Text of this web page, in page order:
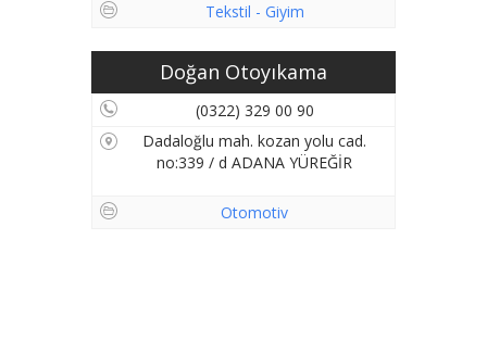
Tekstil - Giyim
Doğan Otoyıkama
(0322) 329 00 90
Dadaloğlu mah. kozan yolu cad.
no:339 / d ADANA YÜREĞİR
Otomotiv